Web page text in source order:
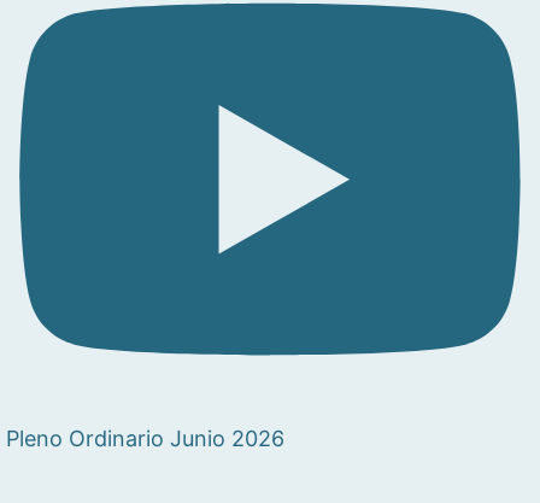
Pleno Ordinario Junio 2026